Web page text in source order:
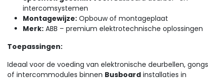
intercomsystemen
Montagewijze: Opbouw of montageplaat
Merk: ABB – premium elektrotechnische oplossingen
Toepassingen:
Ideaal voor de voeding van elektronische deurbellen, gongs
of intercommodules binnen Busboard installaties in